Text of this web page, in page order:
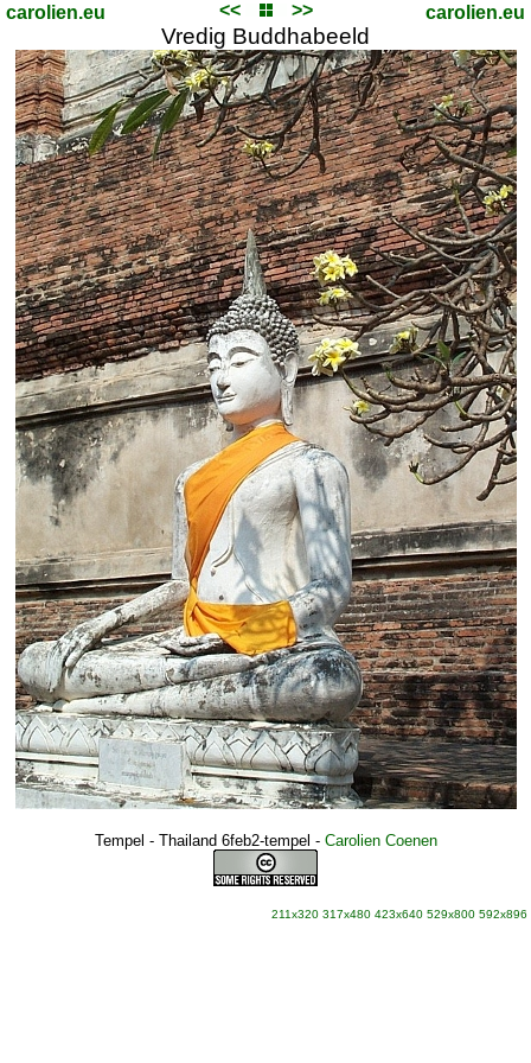
carolien.eu << >> carolien.eu
Vredig Buddhabeeld
Tempel - Thailand 6feb2-tempel - Carolien Coenen
211x320 317x480 423x640 529x800 592x896